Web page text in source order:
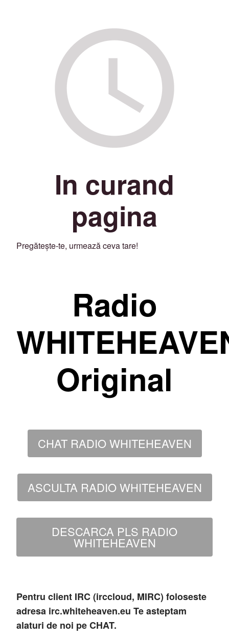
In curand
pagina
Pregătește-te, urmează ceva tare!
Radio
Original
CHAT RADIO WHITEHEAVEN
ASCULTA RADIO WHITEHEAVEN
DESCARCA PLS RADIO
WHITEHEAVEN
Pentru client IRC (irccloud, MIRC) foloseste
adresa irc.whiteheaven.eu Te asteptam
alaturi de noi pe CHAT.